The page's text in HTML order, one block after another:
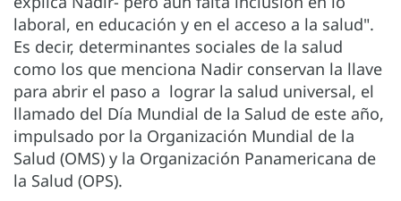
laboral, en educación y en el acceso a la salud".
Es decir, determinantes sociales de la salud
como los que menciona Nadir conservan la llave
para abrir el paso a lograr la salud universal, el
llamado del Día Mundial de la Salud de este año,
impulsado por la Organización Mundial de la
Salud (OMS) y la Organización Panamericana de
la Salud (OPS).